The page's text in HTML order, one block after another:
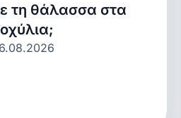
τη θάλασσα στα